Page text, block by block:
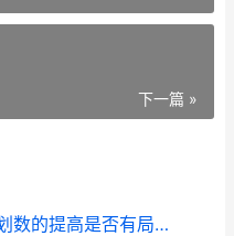
下一篇 »
无尽的拉格朗日拉格朗日计划数的提高是否有局限性 无尽的拉格朗日官网